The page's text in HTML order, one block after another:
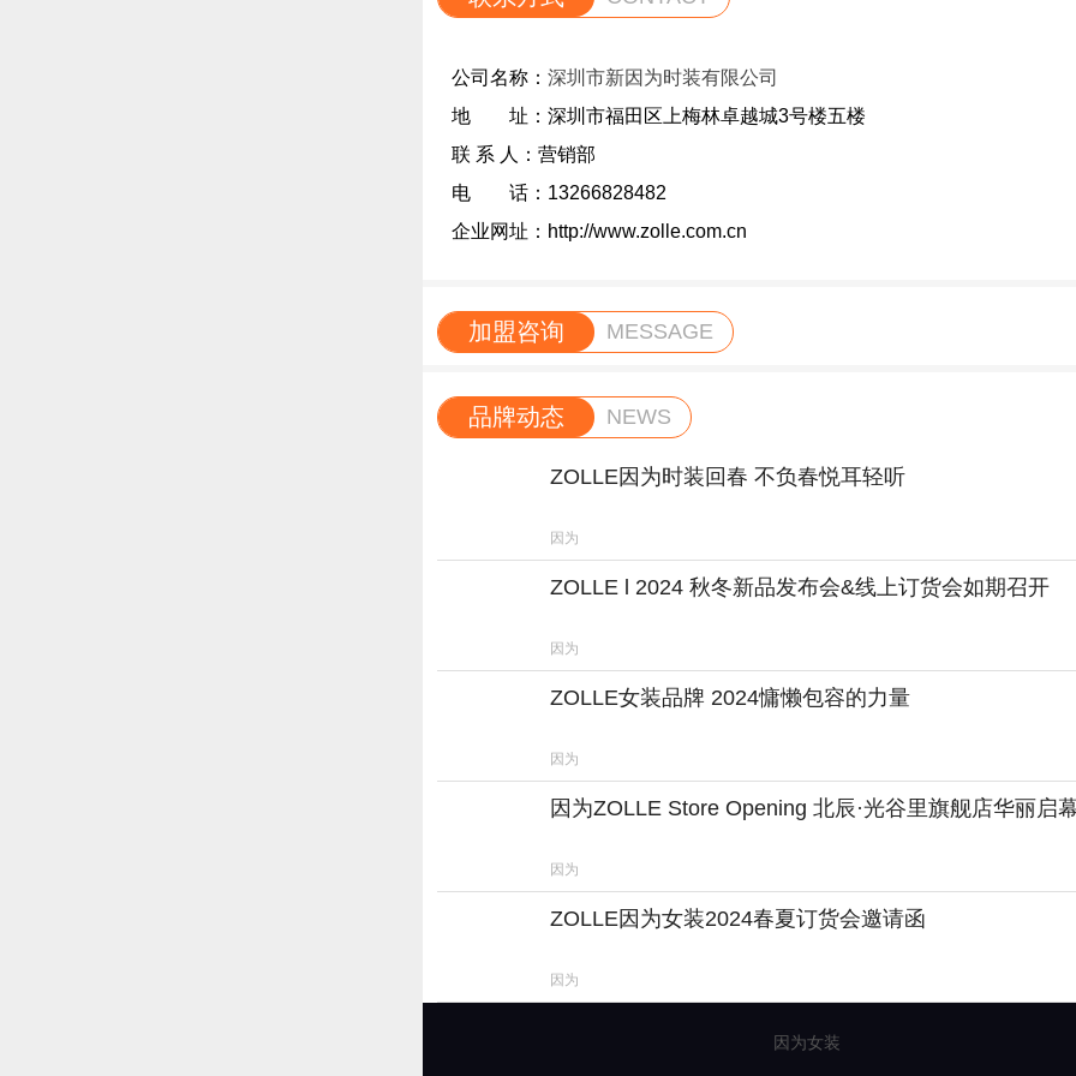
公司名称： 深圳市新因为时装有限公司
地 址：深圳市福田区上梅林卓越城3号楼五楼
联 系 人：营销部
电 话：13266828482
企业网址：http://www.zolle.com.cn
加盟咨询 MESSAGE
品牌动态 NEWS
ZOLLE因为时装回春 不负春悦耳轻听
因为
ZOLLE l 2024 秋冬新品发布会&线上订货会如期召开
因为
ZOLLE女装品牌 2024慵懒包容的力量
因为
因为ZOLLE Store Opening 北辰·光谷里旗舰店华丽启
因为
ZOLLE因为女装2024春夏订货会邀请函
因为
因为女装